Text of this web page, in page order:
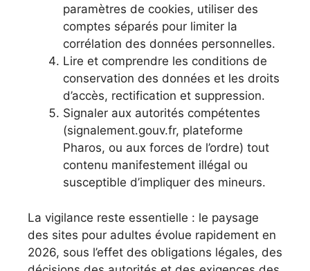
paramètres de cookies, utiliser des
comptes séparés pour limiter la
corrélation des données personnelles.
Lire et comprendre les conditions de
conservation des données et les droits
d’accès, rectification et suppression.
Signaler aux autorités compétentes
(signalement.gouv.fr, plateforme
Pharos, ou aux forces de l’ordre) tout
contenu manifestement illégal ou
susceptible d’impliquer des mineurs.
La vigilance reste essentielle : le paysage
des sites pour adultes évolue rapidement en
2026, sous l’effet des obligations légales, des